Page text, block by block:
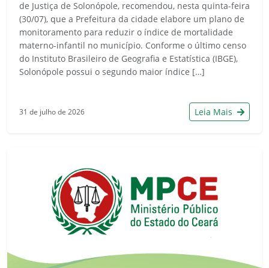
de Justiça de Solonópole, recomendou, nesta quinta-feira
(30/07), que a Prefeitura da cidade elabore um plano de
monitoramento para reduzir o índice de mortalidade
materno-infantil no município. Conforme o último censo
do Instituto Brasileiro de Geografia e Estatística (IBGE),
Solonópole possui o segundo maior índice […]
31 de julho de 2026 Leia Mais